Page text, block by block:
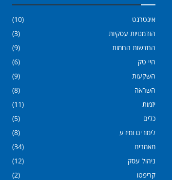
אינטרנט
(10)
הזדמנויות עסקיות
(3)
החדשות החמות
(9)
היי טק
(6)
השקעות
(9)
השראה
(8)
יזמות
(11)
כלים
(5)
לימודים ומידע
(8)
מאמרים
(34)
ניהול עסק
(12)
קריפטו
(2)